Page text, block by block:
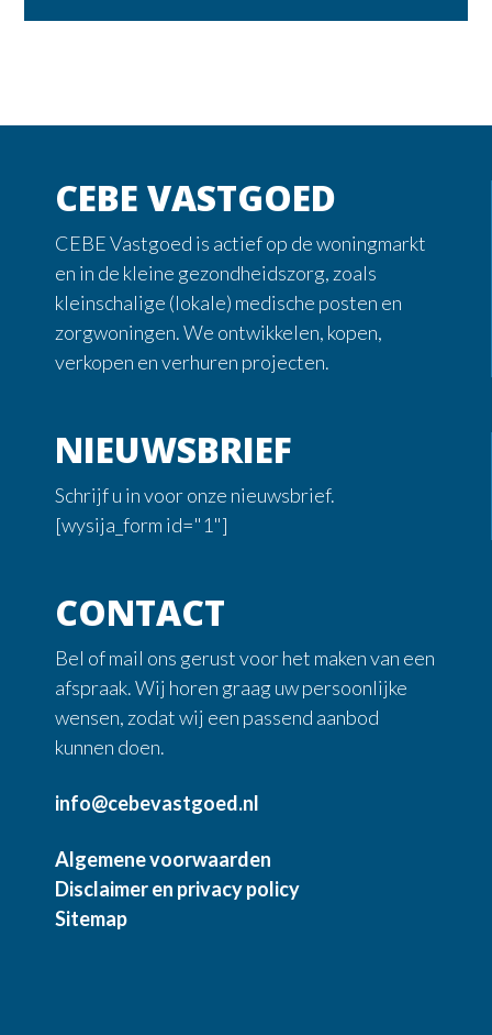
CEBE VASTGOED
CEBE Vastgoed is actief op de woningmarkt
en in de kleine gezondheidszorg, zoals
kleinschalige (lokale) medische posten en
zorgwoningen. We ontwikkelen, kopen,
verkopen en verhuren projecten.
NIEUWSBRIEF
Schrijf u in voor onze nieuwsbrief.
[wysija_form id="1"]
CONTACT
Bel of mail ons gerust voor het maken van een
afspraak. Wij horen graag uw persoonlijke
wensen, zodat wij een passend aanbod
kunnen doen.
info@cebevastgoed.nl
Algemene voorwaarden
Disclaimer en privacy policy
Sitemap